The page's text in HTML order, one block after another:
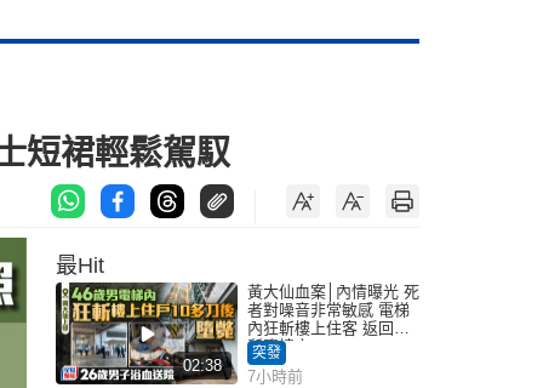
短裙輕鬆駕馭
最Hit
02:38
黃大仙血案│內情曝光 死
者對噪音非常敏感 電梯
內狂斬樓上住客 返回住
所墮樓亡
突發
7小時前